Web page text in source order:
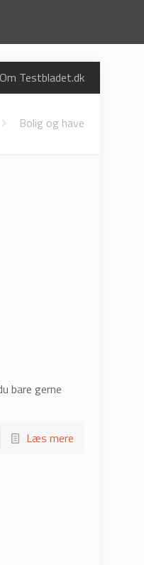
Om Testbladet.dk
Bolig og have
bare gerne
Læs mere